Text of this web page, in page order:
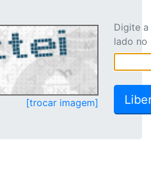
[trocar imagem]
Digite
lado no